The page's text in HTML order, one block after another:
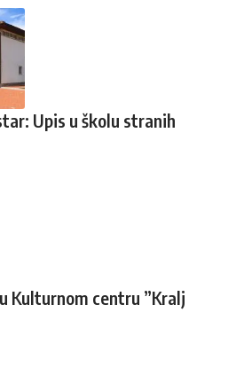
Upis u školu stranih
Kulturnom centru ”Kralj